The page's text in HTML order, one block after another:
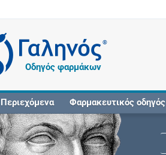
®
Οδηγός φαρμάκων
Περιεχόμενα Φαρμακευτικός οδηγός